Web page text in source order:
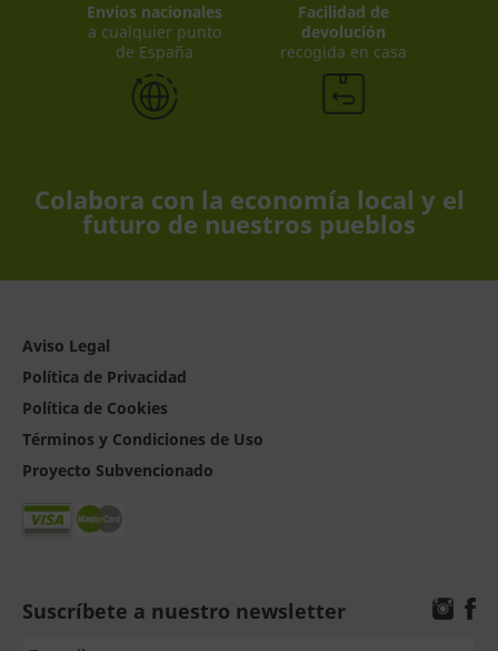
Envíos nacionales
a cualquier punto
de España
Facilidad de
devolución
recogida en casa
Colabora con la economía local y el
futuro de nuestros pueblos
Aviso Legal
Política de Privacidad
Política de Cookies
Términos y Condiciones de Uso
Proyecto Subvencionado
Suscríbete a nuestro newsletter